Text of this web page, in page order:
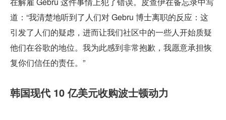
道：“我清楚地听到了人们对 Gebru 博士离职的反应：这
引发了人们的疑虑，进而让我们社区中的一些人开始质疑
他们在谷歌的地位。我为此感到非常抱歉，我愿意承担恢
复你们信任的责任。”
韩国现代 10 亿美元收购波士顿动力